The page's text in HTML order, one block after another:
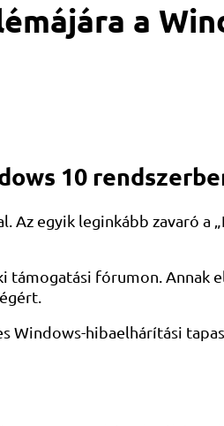
a
10
egyik leginkább zavaró a
támogatási fórumon. Annak
Windows-hibaelhárítási